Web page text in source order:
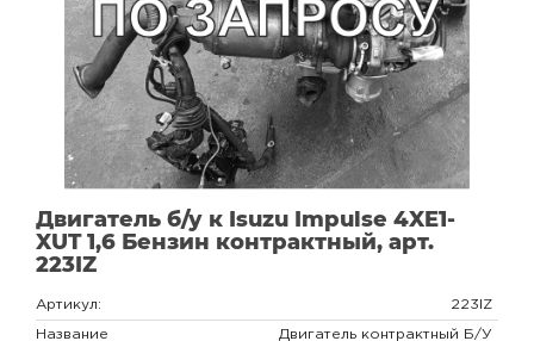
Двигатель б/у к Isuzu Impulse 4XE1-
XUT 1,6 Бензин контрактный, арт.
223IZ
Артикул: 223IZ
Название
Двигатель контрактный Б/У